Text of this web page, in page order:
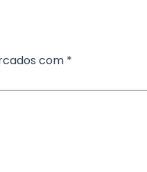
com *